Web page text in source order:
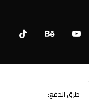
YouTube
Behance
Tiktok
طرق الدفع: